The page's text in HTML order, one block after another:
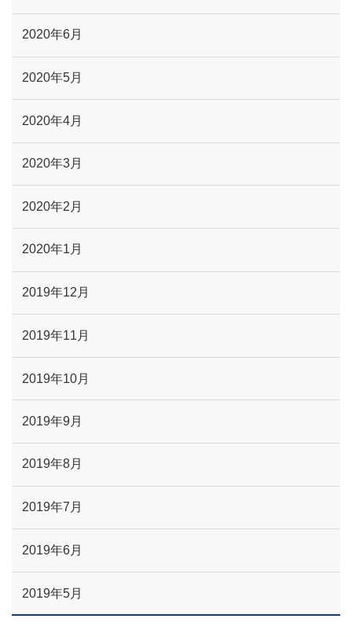
2020年6月
2020年5月
2020年4月
2020年3月
2020年2月
2020年1月
2019年12月
2019年11月
2019年10月
2019年9月
2019年8月
2019年7月
2019年6月
2019年5月